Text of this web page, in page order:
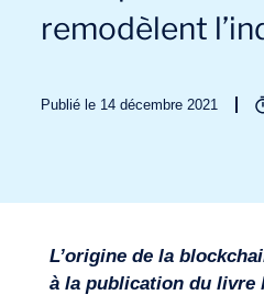
remodèlent
Publié le 14 décembre 2021
L’origine de la
à la publication du livre